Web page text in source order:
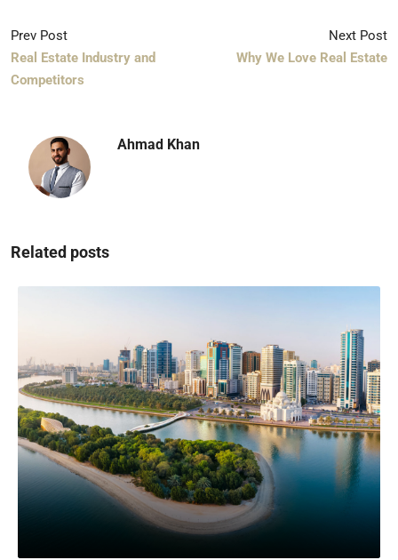
Prev Post
Real Estate Industry and
Competitors
Next Post
Why We Love Real Estate
Ahmad Khan
Related posts